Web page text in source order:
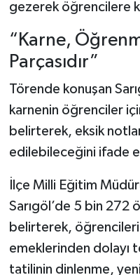
gezerek öğrencilere
“Karne,
Parçasıdır”
Törende konuşan
karnenin öğrenciler
belirterek, eksik
edilebileceğini ifade
İlçe Milli Eğitim
Sarıgöl’de 5 bin 272
belirterek,
emeklerinden dolayı
tatilinin dinlenme,